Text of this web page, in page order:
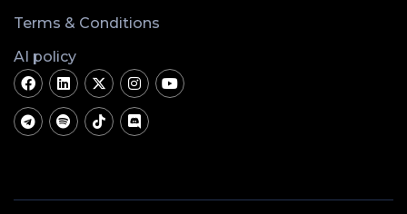
Terms & Conditions
AI policy